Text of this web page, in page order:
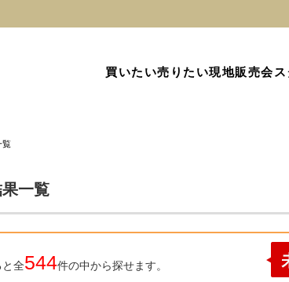
買いたい売りたい現地販売会
覧
一覧
と全544件の中から探せます。